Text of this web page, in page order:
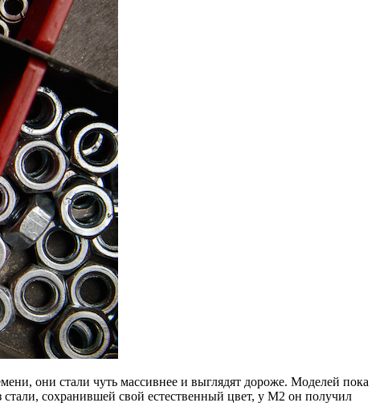
они стали чуть массивнее и выглядят дороже. Моделей пока
сохранившей свой естественный цвет, у М2 он получил